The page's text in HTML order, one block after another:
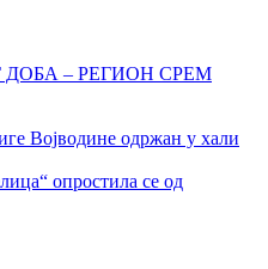
– РЕГИОН СРЕМ
Војводине одржан у хали
опростила се од